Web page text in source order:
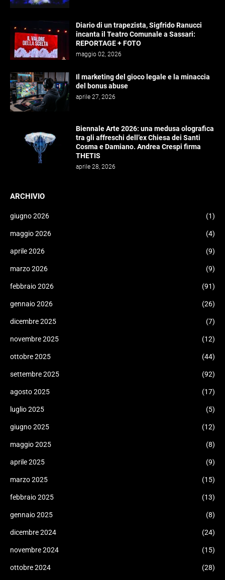
Diario di un trapezista, Sigfrido Ranucci
incanta il Teatro Comunale a Sassari:
REPORTAGE + FOTO
maggio 02, 2026
Il marketing del gioco legale e la minaccia
del bonus abuse
aprile 27, 2026
Biennale Arte 2026: una medusa olografica
tra gli affreschi dell’ex Chiesa dei Santi
Cosma e Damiano. Andrea Crespi firma
THETIS
aprile 28, 2026
ARCHIVIO
giugno 2026 (1)
maggio 2026 (4)
aprile 2026 (9)
marzo 2026 (9)
febbraio 2026 (91)
gennaio 2026 (26)
dicembre 2025 (7)
novembre 2025 (12)
ottobre 2025 (44)
settembre 2025 (92)
agosto 2025 (17)
luglio 2025 (5)
giugno 2025 (12)
maggio 2025 (8)
aprile 2025 (9)
marzo 2025 (15)
febbraio 2025 (13)
gennaio 2025 (8)
dicembre 2024 (24)
novembre 2024 (15)
ottobre 2024 (28)